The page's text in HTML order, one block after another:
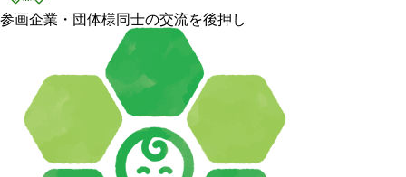
参画企業・団体様同士の交流を後押し